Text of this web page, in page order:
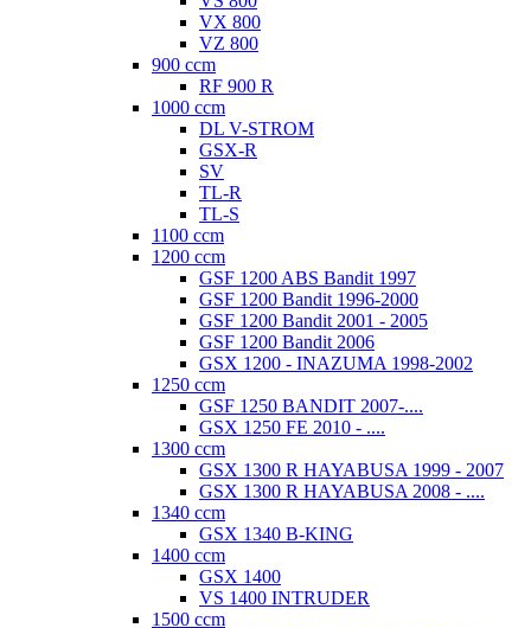
VX 800
VZ 800
900 ccm
RF 900 R
1000 ccm
DL V-STROM
GSX-R
SV
TL-R
TL-S
1100 ccm
1200 ccm
GSF 1200 ABS Bandit 1997
GSF 1200 Bandit 1996-2000
GSF 1200 Bandit 2001 - 2005
GSF 1200 Bandit 2006
GSX 1200 - INAZUMA 1998-2002
1250 ccm
GSF 1250 BANDIT 2007-....
GSX 1250 FE 2010 - ....
1300 ccm
GSX 1300 R HAYABUSA 1999 - 2007
GSX 1300 R HAYABUSA 2008 - ....
1340 ccm
GSX 1340 B-KING
1400 ccm
GSX 1400
VS 1400 INTRUDER
1500 ccm